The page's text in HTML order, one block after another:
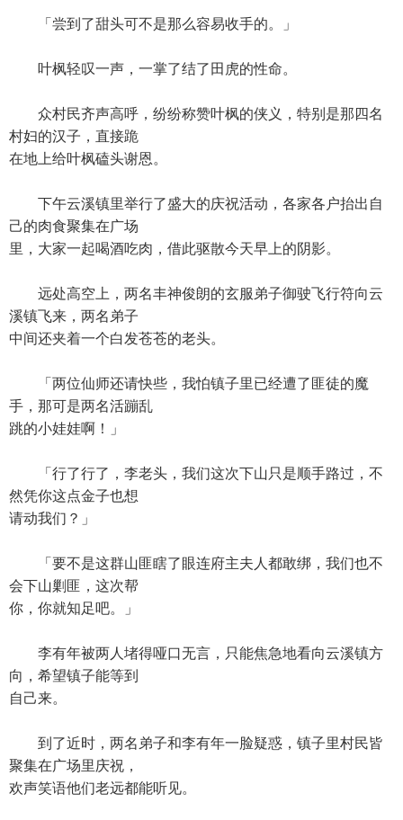
「尝到了甜头可不是那么容易收手的。」
叶枫轻叹一声，一掌了结了田虎的性命。
众村民齐声高呼，纷纷称赞叶枫的侠义，特别是那四名
村妇的汉子，直接跪
在地上给叶枫磕头谢恩。
下午云溪镇里举行了盛大的庆祝活动，各家各户抬出自
己的肉食聚集在广场
里，大家一起喝酒吃肉，借此驱散今天早上的阴影。
远处高空上，两名丰神俊朗的玄服弟子御驶飞行符向云
溪镇飞来，两名弟子
中间还夹着一个白发苍苍的老头。
「两位仙师还请快些，我怕镇子里已经遭了匪徒的魔
手，那可是两名活蹦乱
跳的小娃娃啊！」
「行了行了，李老头，我们这次下山只是顺手路过，不
然凭你这点金子也想
请动我们？」
「要不是这群山匪瞎了眼连府主夫人都敢绑，我们也不
会下山剿匪，这次帮
你，你就知足吧。」
李有年被两人堵得哑口无言，只能焦急地看向云溪镇方
向，希望镇子能等到
自己来。
到了近时，两名弟子和李有年一脸疑惑，镇子里村民皆
聚集在广场里庆祝，
欢声笑语他们老远都能听见。